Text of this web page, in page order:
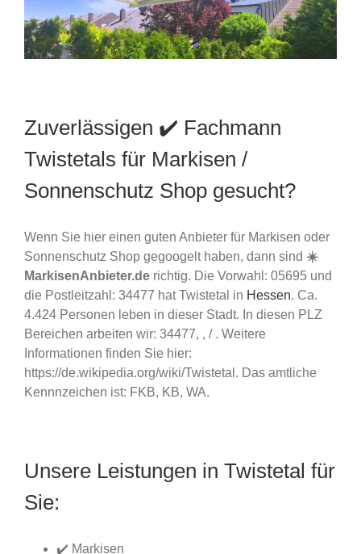
Zuverlässigen ✔️ Fachmann
Twistetals für Markisen /
Sonnenschutz Shop gesucht?
Wenn Sie hier einen guten Anbieter für Markisen oder
Sonnenschutz Shop gegoogelt haben, dann sind ☀️
MarkisenAnbieter.de richtig. Die Vorwahl: 05695 und
die Postleitzahl: 34477 hat Twistetal in Hessen. Ca.
4.424 Personen leben in dieser Stadt. In diesen PLZ
Bereichen arbeiten wir: 34477, , / . Weitere
Informationen finden Sie hier:
https://de.wikipedia.org/wiki/Twistetal. Das amtliche
Kennnzeichen ist: FKB, KB, WA.
Unsere Leistungen in Twistetal für
Sie:
✔️ Markisen